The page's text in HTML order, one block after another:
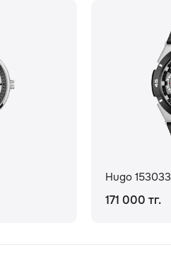
Hugo
171 000 тг.